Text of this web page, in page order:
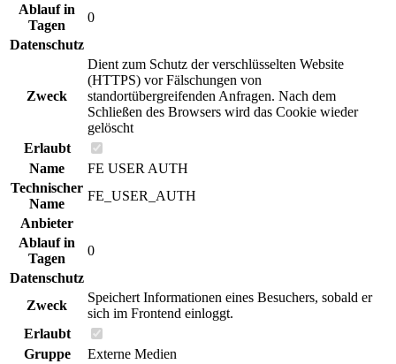
Ablauf in
Tagen
0
Datenschutz
Zweck
Dient zum Schutz der verschlüsselten Website
(HTTPS) vor Fälschungen von
standortübergreifenden Anfragen. Nach dem
Schließen des Browsers wird das Cookie wieder
gelöscht
Erlaubt
Name
FE USER AUTH
Technischer
Name
FE_USER_AUTH
Anbieter
Ablauf in
Tagen
0
Datenschutz
Zweck
Speichert Informationen eines Besuchers, sobald er
sich im Frontend einloggt.
Erlaubt
Gruppe
Externe Medien